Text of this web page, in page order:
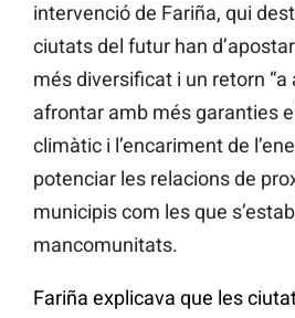
intervenció de Fariña, qui
ciutats del futur han
més diversificat i un retorn “a
afrontar amb més garanties
climàtic i l’encariment de
potenciar les relacions de
municipis com les que
mancomunitats.
Fariña explicava que les